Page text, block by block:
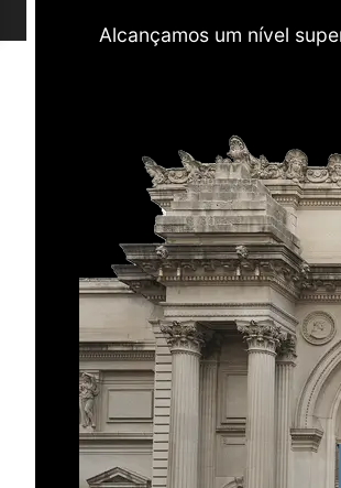
Alcançamos um nível